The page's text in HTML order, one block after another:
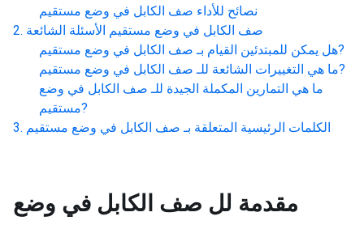
نصائح للأداء صف الكابل في وضع مستقيم
صف الكابل في وضع مستقيم الأسئلة الشائعة
هل يمكن للمبتدئين القيام بـ صف الكابل في وضع مستقيم
?
ما هي التغييرات الشائعة للـ صف الكابل في وضع مستقيم
?
ما هي التمارين المكملة الجيدة للـ صف الكابل في وضع
مستقيم?
الكلمات الرئيسية المتعلقة بـ صف الكابل في وضع مستقيم
مقدمة لل صف الكابل في وضع